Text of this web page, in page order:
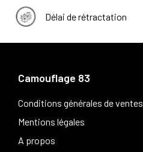
Délai de rétractation
Camouflage 83
Conditions générales de ventes
Mentions légales
A propos